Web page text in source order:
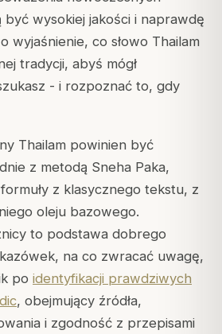
być wysokiej jakości i naprawdę
wyjaśnienie, co słowo Thailam
tradycji, abyś mógł
- i rozpoznać to, gdy
Thailam powinien być
z metodą Sneha Paka,
z klasycznego tekstu, z
oleju bazowego.
to podstawa dobrego
na co zwracać uwagę,
po identyfikacji prawdziwych
, obejmujący źródła,
i zgodność z przepisami